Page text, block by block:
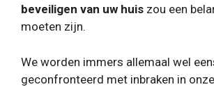
beveiligen van uw huis zou een
moeten zijn.
We worden immers allemaal wel
geconfronteerd met inbraken in